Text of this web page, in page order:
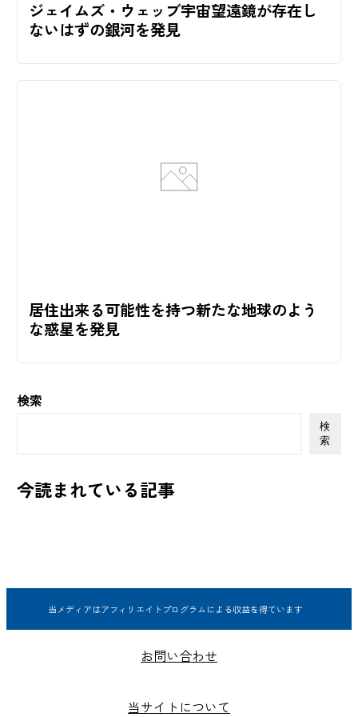
ジェイムズ・ウェッブ宇宙望遠鏡が存在し
ないはずの銀河を発見
居住出来る可能性を持つ新たな地球のよう
な惑星を発見
検索
検
索
今読まれている記事
当メディアはアフィリエイトプログラムによる収益を得ています
お問い合わせ
当サイトについて